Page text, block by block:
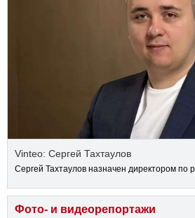
Vinteo: Сергей Тахтаулов
Сергей Тахтаулов назначен директором по
Фото- и видеорепортажи